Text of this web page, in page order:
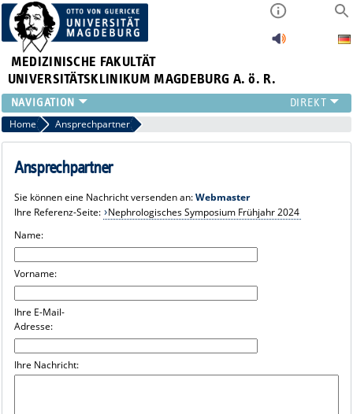
MEDIZINISCHE FAKULTÄT
UNIVERSITÄTSKLINIKUM MAGDEBURG A. ö. R.
INSTITUTE
KLINIKEN
ZENTRALE EINRICHTUNGEN
PRESSE
INTERNATIONAL
INTRANET
Home Ansprechpartner
Ansprechpartner
Sie können eine Nachricht versenden an:Webmaster
Ihre Referenz-Seite: Nephrologisches Symposium Frühjahr 2024
Name:
Vorname:
Ihre E-Mail-
Adresse:
Ihre Nachricht: